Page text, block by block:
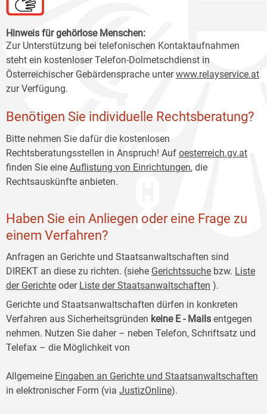
Hinweis für gehörlose Menschen:
Zur Unterstützung bei telefonischen Kontaktaufnahmen
steht ein kostenloser Telefon-Dolmetschdienst in
Österreichischer Gebärdensprache unterwww.relayservice.at
zur Verfügung.
Benötigen Sie individuelle Rechtsberatung?
Bitte nehmen Sie dafür die kostenlosen
Rechtsberatungsstellen in Anspruch! Auf oesterreich.gv.at
finden Sie eine Auflistung von Einrichtungen, die
Rechtsauskünfte anbieten.
Haben Sie ein Anliegen oder eine Frage zu
einem Verfahren?
Anfragen an Gerichte und Staatsanwaltschaften sind
DIREKT an diese zu richten. (siehe Gerichtssuche bzw. Liste
der Gerichte oder Liste der Staatsanwaltschaften ).
Gerichte und Staatsanwaltschaften dürfen in konkreten
Verfahren aus Sicherheitsgründen keine E - Mails entgegen
nehmen. Nutzen Sie daher – neben Telefon, Schriftsatz und
Telefax – die Möglichkeit von
Allgemeine Eingaben an Gerichte und Staatsanwaltschaften
in elektronischer Form (via JustizOnline).